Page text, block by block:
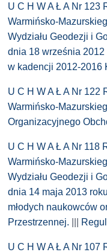
U C H W A Ł A Nr 123
Warmińsko-
Wydziału Geodezji i
dnia 18 września
w kadencji 2012-2016
U C H W A Ł A Nr 122
Warmińsko-
Organizacyjnego
U C H W A Ł A Nr 118
Warmińsko-
Wydziału Geodezji i
dnia 14 maja 2013
młodych naukowców
Przestrzennej.
U C H W A Ł A Nr 107